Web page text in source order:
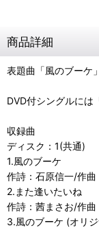
商品詳細
表題曲「風のブーケ
DVD付シングルには
収録曲
ディスク：1(共通)
1.風のブーケ
作詩：石原信一/作
2.また逢いたいね
作詩：茜まさお/作
3.風のブーケ (オリ